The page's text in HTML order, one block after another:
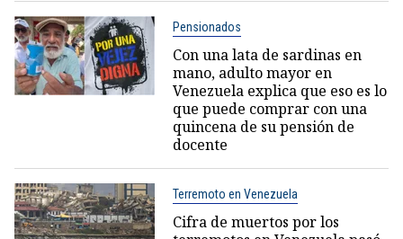
Pensionados
Con una lata de sardinas en
mano, adulto mayor en
Venezuela explica que eso es lo
que puede comprar con una
quincena de su pensión de
docente
Terremoto en Venezuela
Cifra de muertos por los